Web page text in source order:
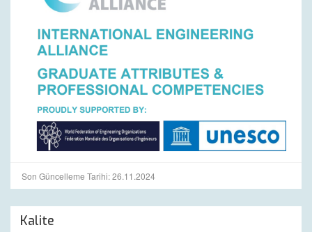
Son Güncelleme Tarihi: 26.11.2024
Kalite